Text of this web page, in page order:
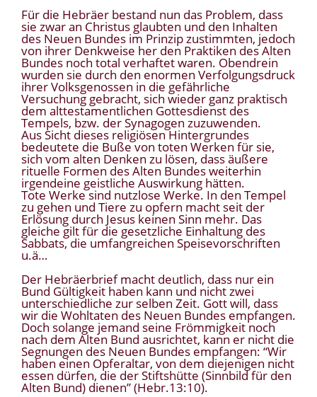
Für die Hebräer bestand nun das Problem, dass
sie zwar an Christus glaubten und den Inhalten
des Neuen Bundes im Prinzip zustimmten, jedoch
von ihrer Denkweise her den Praktiken des Alten
Bundes noch total verhaftet waren. Obendrein
wurden sie durch den enormen Verfolgungsdruck
ihrer Volksgenossen in die gefährliche
Versuchung gebracht, sich wieder ganz praktisch
dem alttestamentlichen Gottesdienst des
Tempels, bzw. der Synagogen zuzuwenden.
Aus Sicht dieses religiösen Hintergrundes
bedeutete die Buße von toten Werken für sie,
sich vom alten Denken zu lösen, dass äußere
rituelle Formen des Alten Bundes weiterhin
irgendeine geistliche Auswirkung hätten.
Tote Werke sind nutzlose Werke. In den Tempel
zu gehen und Tiere zu opfern macht seit der
Erlösung durch Jesus keinen Sinn mehr. Das
gleiche gilt für die gesetzliche Einhaltung des
Sabbats, die umfangreichen Speisevorschriften
u.ä…
Der Hebräerbrief macht deutlich, dass nur ein
Bund Gültigkeit haben kann und nicht zwei
unterschiedliche zur selben Zeit. Gott will, dass
wir die Wohltaten des Neuen Bundes empfangen.
Doch solange jemand seine Frömmigkeit noch
nach dem Alten Bund ausrichtet, kann er nicht die
Segnungen des Neuen Bundes empfangen: “Wir
haben einen Opferaltar, von dem diejenigen nicht
essen dürfen, die der Stiftshütte (Sinnbild für den
Alten Bund) dienen” (Hebr.13:10).